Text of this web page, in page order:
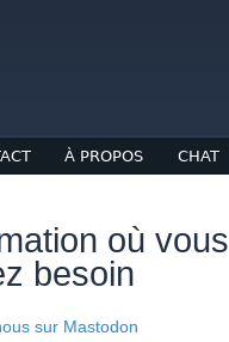
CHAT
À PROPOS
où vous
besoin
sur Mastodon